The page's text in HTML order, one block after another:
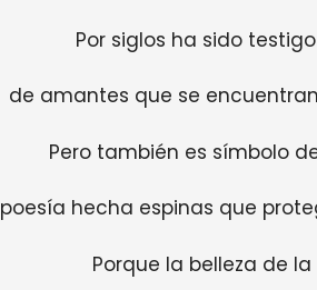
Por siglos ha sido
de amantes que se
Pero también es símbolo
poesía hecha espinas que
Porque la belleza de la